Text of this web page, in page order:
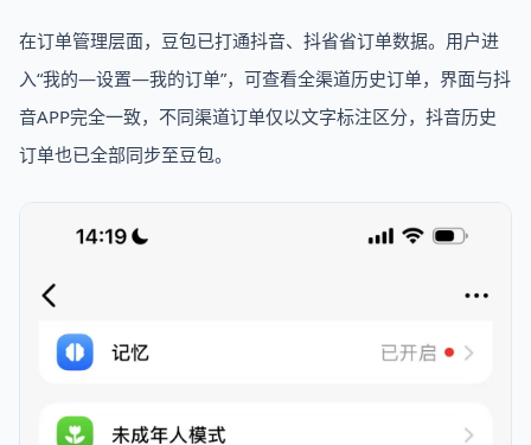
在订单管理层面，豆包已打通抖音、抖省省订单数据。用户进
入“我的—设置—我的订单”，可查看全渠道历史订单，界面与抖
音APP完全一致，不同渠道订单仅以文字标注区分，抖音历史
订单也已全部同步至豆包。